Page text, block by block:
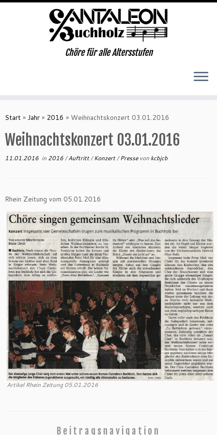
Inhalt
Chöre für alle Altersstufen
Start » Jahr » 2016 » Weihnachtskonzert 03.01.2016
Weihnachtskonzert 03.01.2016
11.01.2016 in 2016/Auftritt/Konzert/Presse von kcbjcb
Rhein Zeitung vom 05.01.2016
Artikel Rhein Zeitung 05.01.2016
Beitragsnavigation